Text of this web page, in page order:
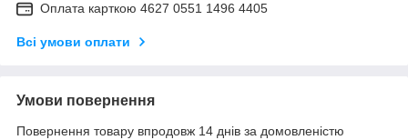
Оплата карткою 4627 0551 1496 4405
Всі умови оплати
Умови повернення
Повернення товару впродовж 14 днів за домовленістю